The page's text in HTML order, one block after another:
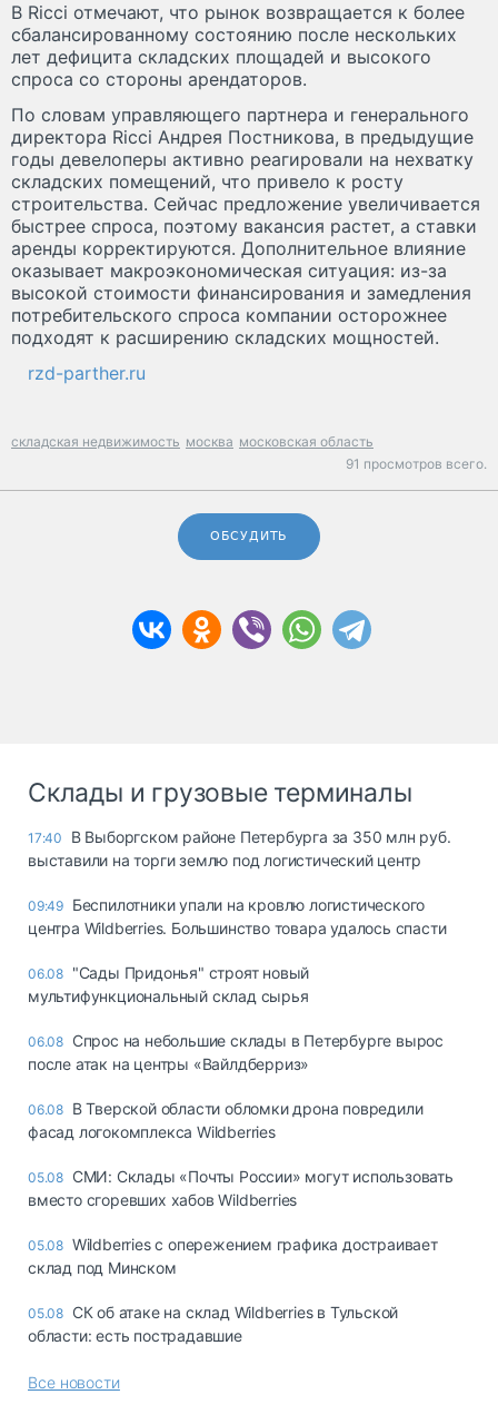
В Ricci отмечают, что рынок возвращается к более
сбалансированному состоянию после нескольких
лет дефицита складских площадей и высокого
спроса со стороны арендаторов.
По словам управляющего партнера и генерального
директора Ricci Андрея Постникова, в предыдущие
годы девелоперы активно реагировали на нехватку
складских помещений, что привело к росту
строительства. Сейчас предложение увеличивается
быстрее спроса, поэтому вакансия растет, а ставки
аренды корректируются. Дополнительное влияние
оказывает макроэкономическая ситуация: из-за
высокой стоимости финансирования и замедления
потребительского спроса компании осторожнее
подходят к расширению складских мощностей.
rzd-parther.ru
складская недвижимость москва московская область
91 просмотров всего.
ОБСУДИТЬ
Склады и грузовые терминалы
17:40
В Выборгском районе Петербурга за 350 млн руб.
выставили на торги землю под логистический центр
09:49 Беспилотники упали на кровлю логистического
центра Wildberries. Большинство товара удалось спасти
06.08 "Сады Придонья" строят новый
мультифункциональный склад сырья
06.08 Спрос на небольшие склады в Петербурге вырос
после атак на центры «Вайлдберриз»
06.08 В Тверской области обломки дрона повредили
фасад логокомплекса Wildberries
05.08 СМИ: Склады «Почты России» могут использовать
вместо сгоревших хабов Wildberries
05.08 Wildberries с опережением графика достраивает
склад под Минском
05.08 СК об атаке на склад Wildberries в Тульской
области: есть пострадавшие
Все новости